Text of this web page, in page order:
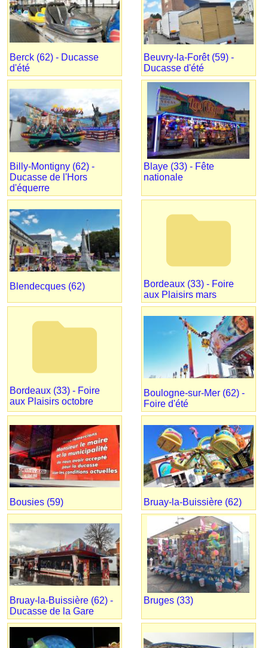
Berck (62) - Ducasse
d'été
Beuvry-la-Forêt (59) -
Ducasse d'été
Billy-Montigny (62) -
Ducasse de l'Hors
d'équerre
Blaye (33) - Fête
nationale
Blendecques (62)
folder
Bordeaux (33) - Foire
aux Plaisirs mars
folder
Bordeaux (33) - Foire
aux Plaisirs octobre
Boulogne-sur-Mer (62) -
Foire d'été
Bousies (59) Bruay-la-Buissière (62)
Bruay-la-Buissière (62) -
Ducasse de la Gare
Bruges (33)